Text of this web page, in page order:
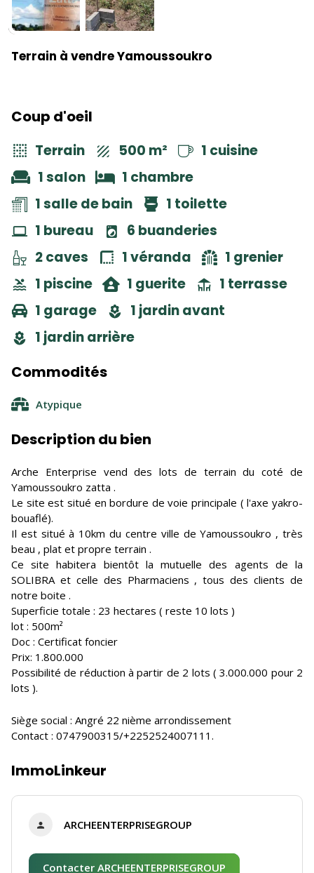
Terrain à vendre Yamoussoukro
Coup d'oeil
Terrain 500 m²
1 cuisine
1 salon
1 chambre
1 salle de bain
1 toilette
1 bureau
6 buanderies
2 caves
1 véranda
1 grenier
1 piscine
1 guerite
1 terrasse
1 garage
1 jardin avant
1 jardin arrière
Commodités
Atypique
Description du bien
Arche Enterprise vend des lots de terrain du coté de
Yamoussoukro zatta .
Le site est situé en bordure de voie principale ( l'axe yakro-
bouaflé).
Il est situé à 10km du centre ville de Yamoussoukro , très
beau , plat et propre terrain .
Ce site habitera bientôt la mutuelle des agents de la
SOLIBRA et celle des Pharmaciens , tous des clients de
notre boite .
Superficie totale : 23 hectares ( reste 10 lots )
lot : 500m²
Doc : Certificat foncier
Prix: 1.800.000
Possibilité de réduction à partir de 2 lots ( 3.000.000 pour 2
lots ).
Siège social : Angré 22 nième arrondissement
Contact : 0747900315/+2252524007111.
ImmoLinkeur
ARCHEENTERPRISEGROUP
Contacter ARCHEENTERPRISEGROUP